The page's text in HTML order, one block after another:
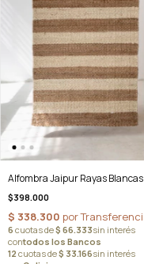
Alfombra Jaipur Rayas Blancas
$398.000